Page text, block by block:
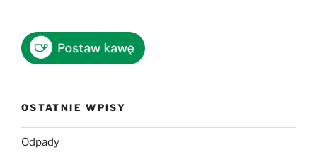
OSTATNIE WPISY
Odpady